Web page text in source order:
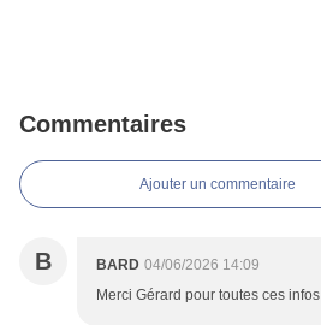
Commentaires
Ajouter un commentaire
B BARD 04/06/2026 14:09
Merci Gérard pour toutes ces infos